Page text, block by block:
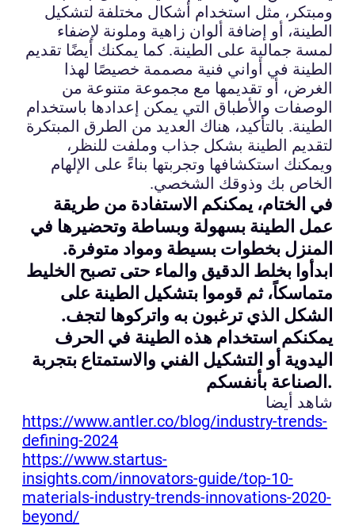
ومبتكر، مثل استخدام أشكال مختلفة لتشكيل
الطينة، أو إضافة ألوان زاهية وملونة لإضفاء
لمسة جمالية على الطينة. كما يمكنك أيضًا تقديم
الطينة في أواني فنية مصممة خصيصًا لهذا
الغرض، أو تقديمها مع مجموعة متنوعة من
الوصفات والأطباق التي يمكن إعدادها باستخدام
الطينة. بالتأكيد، هناك العديد من الطرق المبتكرة
لتقديم الطينة بشكل جذاب وملفت للنظر،
ويمكنك استكشافها وتجربتها بناءً على الإلهام
الخاص بك وذوقك الشخصي.
في الختام، يمكنكم الاستفادة من طريقة
عمل الطينة بسهولة وبساطة وتحضيرها في
المنزل بخطوات بسيطة ومواد متوفرة.
ابدأوا بخلط الدقيق والماء حتى تصبح الخليط
متماسكاً، ثم قوموا بتشكيل الطينة على
الشكل الذي ترغبون به واتركوها لتجف.
يمكنكم استخدام هذه الطينة في الحرف
اليدوية أو التشكيل الفني والاستمتاع بتجربة
الصناعة بأنفسكم.
شاهد أيضا
https://www.antler.co/blog/industry-trends-
defining-2024
https://www.startus-
insights.com/innovators-guide/top-10-
materials-industry-trends-innovations-2020-
beyond/